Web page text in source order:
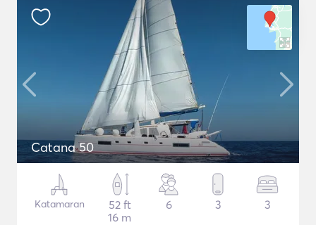
Catana 50
Katamaran
52 ft
16 m
6 3 3